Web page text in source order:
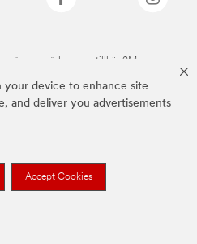
your device to enhance site
and deliver you advertisements
Accept Cookies
är varumärken som tillhör 3M.